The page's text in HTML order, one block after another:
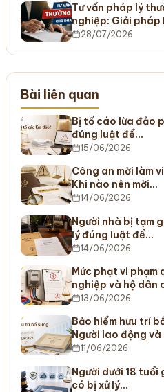
Tư vấn pháp lý
nghiệp: Giải pháp
28/07/2026
Bài liên quan
Bị tố cáo lừa đảo
đúng luật để…
15/06/2026
Công an mời làm
Khi nào nên mời…
14/06/2026
Người nhà bị tạm
lý đúng luật để…
14/06/2026
Mức phạt vi phạm
nghiệp và hộ dân
13/06/2026
Bảo hiểm hưu trí
Người lao động
11/06/2026
Người dưới 18
có bị xử lý…